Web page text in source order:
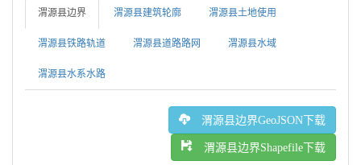
渭源县边界 渭源县建筑轮廓 渭源县土地使用
渭源县铁路轨道 渭源县道路路网 渭源县水域
渭源县水系水路
渭源县边界GeoJSON下载
渭源县边界Shapefile下载